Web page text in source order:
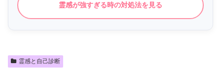
霊感が強すぎる時の対処法を見る
霊感と自己診断